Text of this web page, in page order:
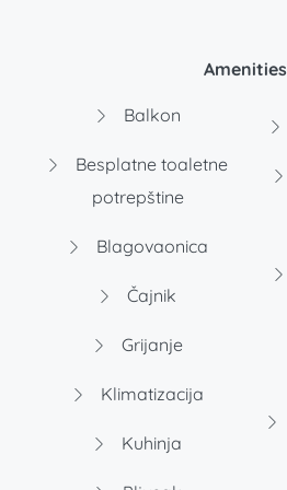
Amenities
Balkon
Besplatne toaletne
potrepštine
Blagovaonica
Čajnik
Grijanje
Klimatizacija
Kuhinja